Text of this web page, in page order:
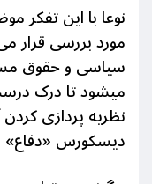
نوعا با این تفکر
مورد بررسی قرار
سیاسی و حقوق
میشود تا درک
نظریه پردازی
دیسکورس